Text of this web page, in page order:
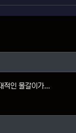
적인 물갈이가...